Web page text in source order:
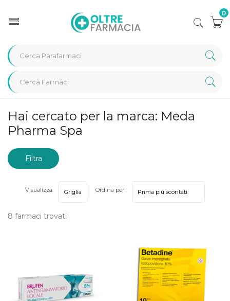
0
Home Marche parafarmaci Meda Pharma Spa
Hai cercato per la marca: Meda
Pharma Spa
Filtra
8 farmaci trovati
Visualizza: Ordina per :